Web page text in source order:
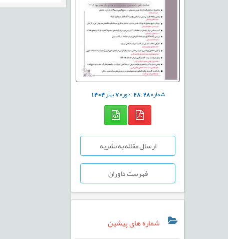
شماره28
,
28 دوره7بهار1404
ارسال مقاله به نشریه
فهرست داوران
شماره های پیشین